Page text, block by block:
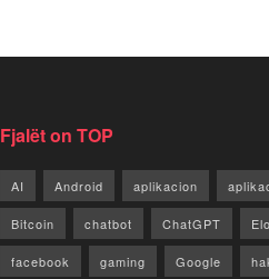
Fjalët on TOP
AI Android aplikacion
Bitcoin chatbot ChatGPT
facebook gaming Google